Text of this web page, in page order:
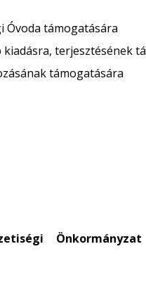
Óvoda támogatására
kiadásra, terjesztésének
támogatására